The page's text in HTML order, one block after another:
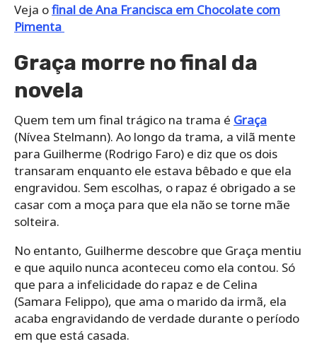
Veja ofinal de Ana Francisca em Chocolate com
Pimenta
Graça morre no final da
novela
Quem tem um final trágico na trama é Graça
(Nívea Stelmann). Ao longo da trama, a vilã mente
para Guilherme (Rodrigo Faro) e diz que os dois
transaram enquanto ele estava bêbado e que ela
engravidou. Sem escolhas, o rapaz é obrigado a se
casar com a moça para que ela não se torne mãe
solteira.
No entanto, Guilherme descobre que Graça mentiu
e que aquilo nunca aconteceu como ela contou. Só
que para a infelicidade do rapaz e de Celina
(Samara Felippo), que ama o marido da irmã, ela
acaba engravidando de verdade durante o período
em que está casada.